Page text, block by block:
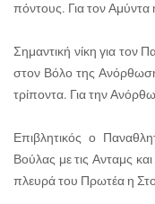
πόντους. Για τον Αμύντα η
Σημαντική νίκη για τον
στον Βόλο της
τρίποντα. Για την
Επιβλητικός ο
Βούλας με τις Ανταμς
πλευρά του Πρωτέα η